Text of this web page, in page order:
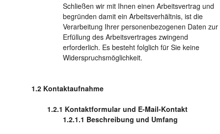
Schließen wir mit Ihnen einen Arbeitsvertrag und
begründen damit ein Arbeitsverhältnis, ist die
Verarbeitung Ihrer personenbezogenen Daten zur
Erfüllung des Arbeitsvertrages zwingend
erforderlich. Es besteht folglich für Sie keine
Widerspruchsmöglichkeit.
Kontaktaufnahme
Kontaktformular und E-Mail-Kontakt
Beschreibung und Umfang